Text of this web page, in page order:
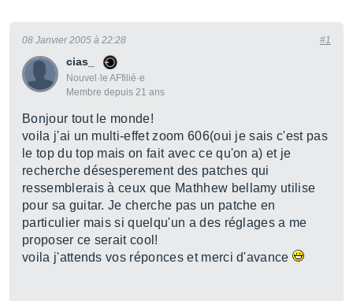
cias_
Nouvel·le AFfilié·e
Membre depuis 21 ans
08 Janvier 2005 à 22:28 #1
Bonjour tout le monde!
voila j'ai un multi-effet zoom 606(oui je sais c'est pas
le top du top mais on fait avec ce qu'on a) et je
recherche désesperement des patches qui
ressemblerais à ceux que Mathhew bellamy utilise
pour sa guitar. Je cherche pas un patche en
particulier mais si quelqu'un a des réglages a me
proposer ce serait cool!
voila j'attends vos réponces et merci d'avance